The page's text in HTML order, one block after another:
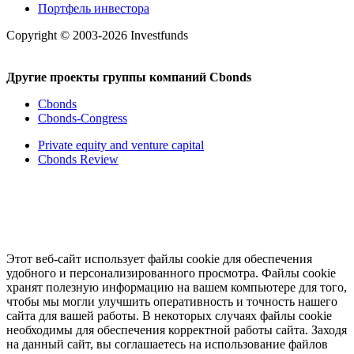
Портфель инвестора
Copyright © 2003-2026 Investfunds
Другие проекты группы компаний Cbonds
Cbonds
Cbonds-Congress
Private equity and venture capital
Cbonds Review
Этот веб-сайт использует файлы cookie для обеспечения
удобного и персонализированного просмотра. Файлы cookie
хранят полезную информацию на вашем компьютере для того,
чтобы мы могли улучшить оперативность и точность нашего
сайта для вашей работы. В некоторых случаях файлы cookie
необходимы для обеспечения корректной работы сайта. Заходя
на данный сайт, вы соглашаетесь на использование файлов